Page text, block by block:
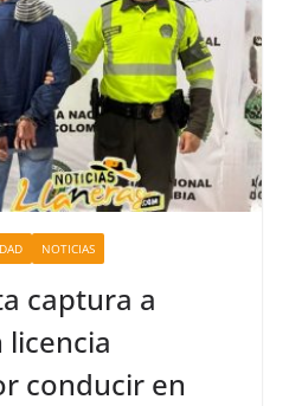
NOTICIAS
captura a
conducir en